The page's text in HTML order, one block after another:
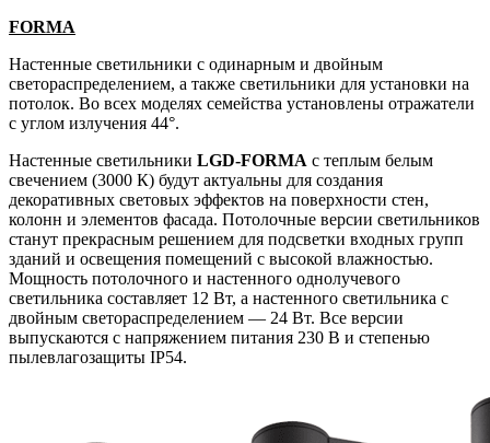
FORMA
Настенные светильники с одинарным и двойным
светораспределением, а также светильники для установки на
потолок. Во всех моделях семейства установлены отражатели
с углом излучения 44°.
Настенные светильники LGD-FORMA с теплым белым
свечением (3000 К) будут актуальны для создания
декоративных световых эффектов на поверхности стен,
колонн и элементов фасада. Потолочные версии светильников
станут прекрасным решением для подсветки входных групп
зданий и освещения помещений с высокой влажностью.
Мощность потолочного и настенного однолучевого
светильника составляет 12 Вт, а настенного светильника с
двойным светораспределением — 24 Вт. Все версии
выпускаются с напряжением питания 230 В и степенью
пылевлагозащиты IP54.